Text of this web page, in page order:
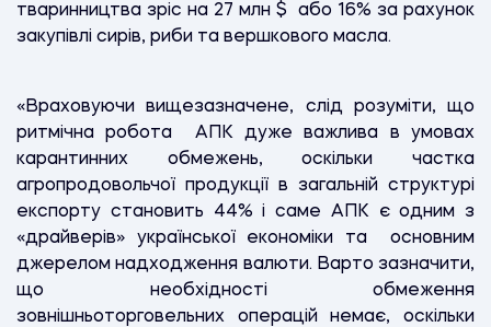
тваринництва зріс на 27 млн $
або 16% за рахунок
закупівлі сирів, риби та вершкового масла.
«Враховуючи вищезазначене, слід розуміти, що
ритмічна робота АПК дуже важлива в умовах
карантинних обмежень, оскільки частка
агропродовольчої продукції в загальній структурі
експорту становить 44% і саме АПК є одним з
«драйверів» української економіки та основним
джерелом надходження валюти. Варто зазначити,
що необхідності обмеження
зовнішньоторговельних операцій немає, оскільки